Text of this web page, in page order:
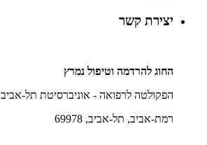
יצירת קשר
החוג להרדמה וטיפול נמרץ
הפקולטה לרפואה - אוניברסיטת תל-אביב
רמת-אביב, תל-אביב, 69978